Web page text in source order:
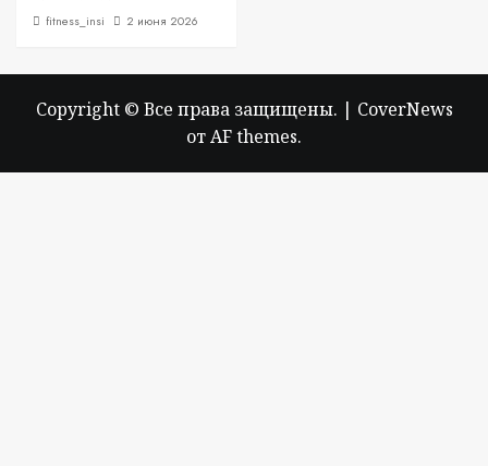
fitness_insi 2 июня 2026
Copyright © Все права защищены. | CoverNews
от AF themes.